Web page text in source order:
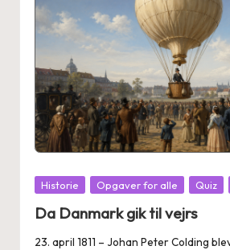
Posted
Historie Opgaver for alle Quiz
Da Danmark gik til vejrs
23. april 1811 – Johan Peter Colding